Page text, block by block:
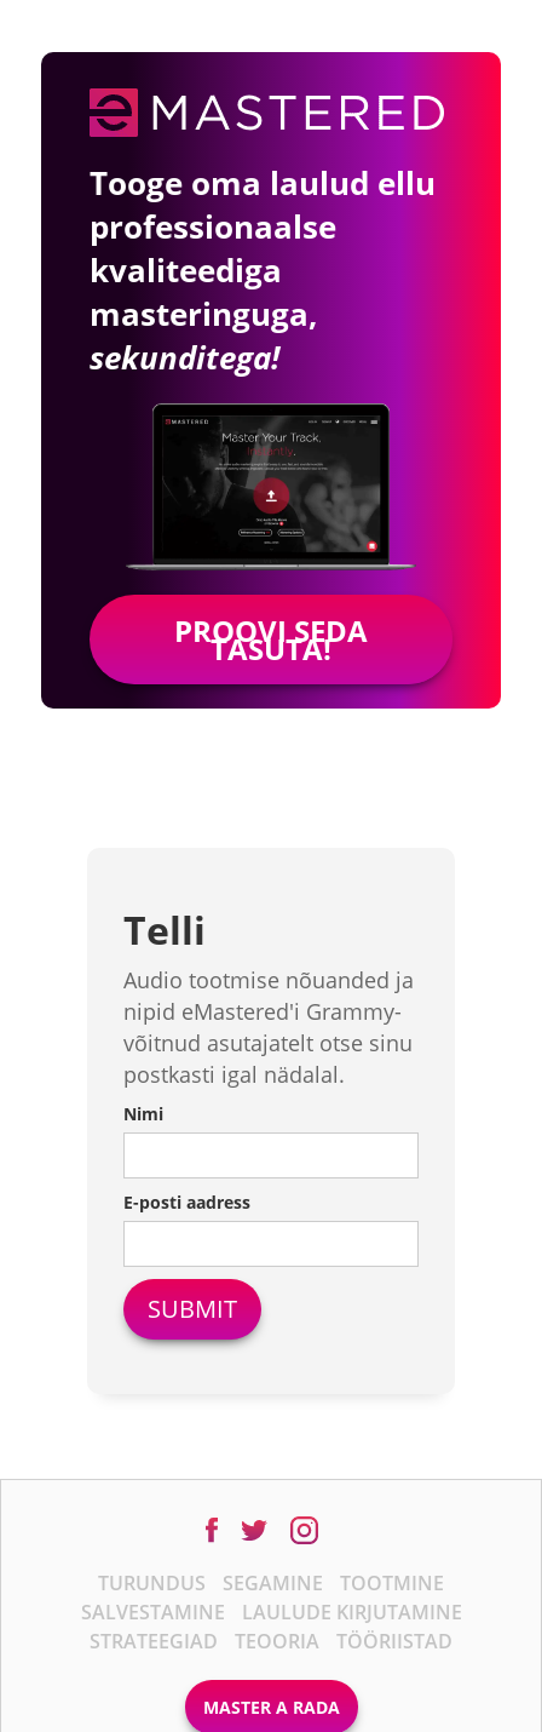
Tooge oma laulud ellu
professionaalse
kvaliteediga
masteringuga,
sekunditega!
PROOVI SEDA
TASUTA!
Telli
Audio tootmise nõuanded ja
nipid eMastered'i Grammy-
võitnud asutajatelt otse sinu
postkasti igal nädalal.
Nimi
E-posti aadress
TURUNDUS SEGAMINE
TOOTMINE
SALVESTAMINE
LAULUDE KIRJUTAMINE
STRATEEGIAD
TEOORIA TÖÖRIISTAD
MASTER A RADA